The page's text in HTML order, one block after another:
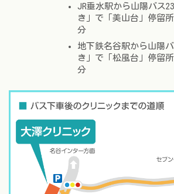
JR垂水駅から山陽バス
き」で「美山台」停留
分
地下鉄名谷駅から山陽
き」で「松風台」停留
分